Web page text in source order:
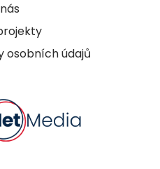
osobních údajů